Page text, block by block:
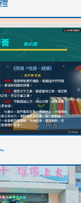
stes.tyc.edu.tw/
stes.tyc.edu.tw/
stes.tyc.edu.tw/